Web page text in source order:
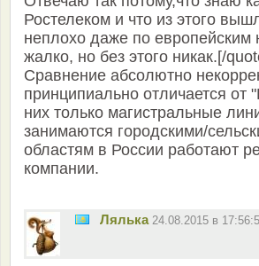
Ростелеком и что из этого
неплохо даже по
жалко, но без этого никак.[/
Сравнение абсолютно
принципиально отличается от
них только магистральные
занимаются городскими/
областям в России работают
компании.
Лялька 24.08.2015 в